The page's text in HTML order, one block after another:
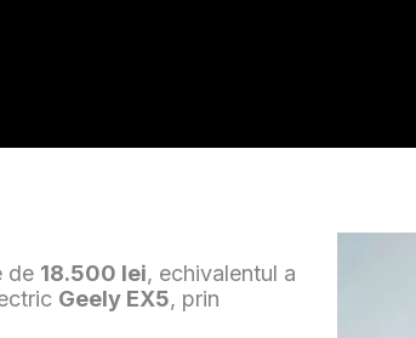
de 18.500 lei, echivalentul a
Geely EX5, prin